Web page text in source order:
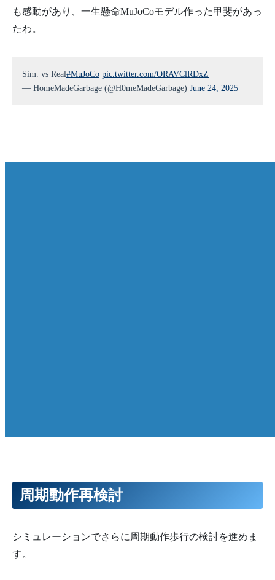
も感動があり、一生懸命MuJoCoモデル作った甲斐があっ
たわ。
Sim. vs Real#MuJoCo pic.twitter.com/ORAVClRDxZ
— HomeMadeGarbage (@H0meMadeGarbage) June 24, 2025
周期動作再検討
シミュレーションでさらに周期動作歩行の検討を進めま
す。